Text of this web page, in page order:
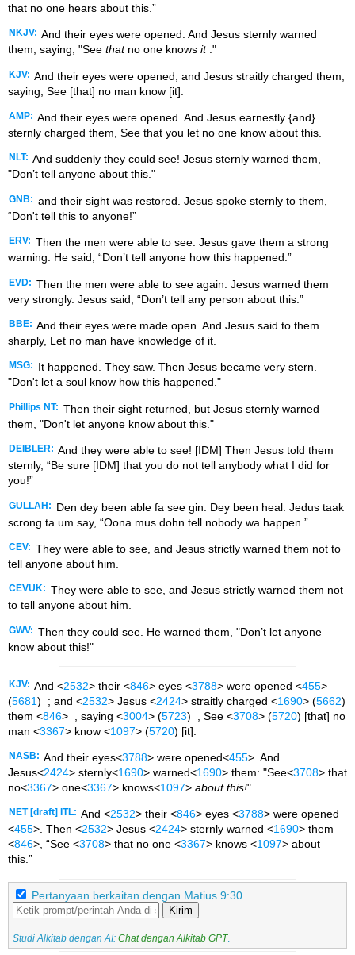
that no one hears about this.”
NKJV: And their eyes were opened. And Jesus sternly warned
them, saying, "See thatno one knows it."
KJV: And their eyes were opened; and Jesus straitly charged them,
saying, See [that] no man know [it].
AMP: And their eyes were opened. And Jesus earnestly {and}
sternly charged them, See that you let no one know about this.
NLT: And suddenly they could see! Jesus sternly warned them,
"Don’t tell anyone about this."
GNB: and their sight was restored. Jesus spoke sternly to them,
“Don't tell this to anyone!”
ERV: Then the men were able to see. Jesus gave them a strong
warning. He said, “Don’t tell anyone how this happened.”
EVD: Then the men were able to see again. Jesus warned them
very strongly. Jesus said, “Don’t tell any person about this.”
BBE: And their eyes were made open. And Jesus said to them
sharply, Let no man have knowledge of it.
MSG:
It happened. They saw. Then Jesus became very stern.
"Don't let a soul know how this happened."
Phillips NT: Then their sight returned, but Jesus sternly warned
them, "Don't let anyone know about this."
DEIBLER: And they were able to see! [IDM] Then Jesus told them
sternly, “Be sure [IDM] that you do not tell anybody what I did for
you!”
GULLAH:
Den dey been able fa see gin. Dey been heal. Jedus taak
scrong ta um say, “Oona mus dohn tell nobody wa happen.”
CEV: They were able to see, and Jesus strictly warned them not to
tell anyone about him.
CEVUK: They were able to see, and Jesus strictly warned them not
to tell anyone about him.
GWV: Then they could see. He warned them, "Don’t let anyone
know about this!"
KJV: And <2532> their <846> eyes <3788> were opened <455>
(5681)_; and <2532> Jesus <2424> straitly charged <1690> (5662)
them <846>_, saying <3004> (5723)_, See <3708> (5720) [that] no
man <3367> know <1097> (5720) [it].
NASB: And their eyes<3788> were opened<455>. And
Jesus<2424> sternly<1690> warned<1690> them: "See<3708> that
no<3367> one<3367> knows<1097> about this!"
NET [draft] ITL: And <2532> their <846> eyes <3788> were opened
<455>. Then <2532> Jesus <2424> sternly warned <1690> them
<846>, “See <3708> that no one <3367> knows <1097> about
this.”
Pertanyaan berkaitan dengan Matius 9:30
Kirim
Studi Alkitab dengan AI: Chat dengan Alkitab GPT.